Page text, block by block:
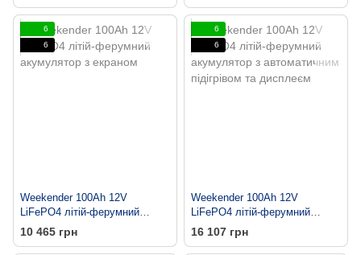
6
6
Weekender 100Ah 12V
LiFePO4 літій-ферумний
акумулятор з екраном
10 465 грн
6
6
Weekender 100Ah 12V
LiFePO4 літій-ферумний
акумулятор з автоматичним
підігрівом та дисплеєм
16 107 грн